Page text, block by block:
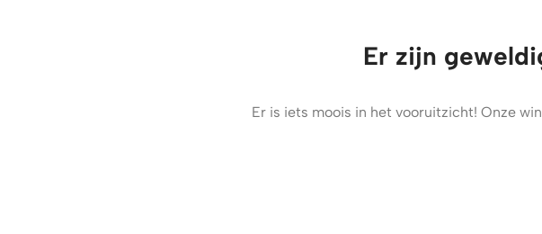
Er zijn
Er is iets moois in het vooruitzicht! Onze